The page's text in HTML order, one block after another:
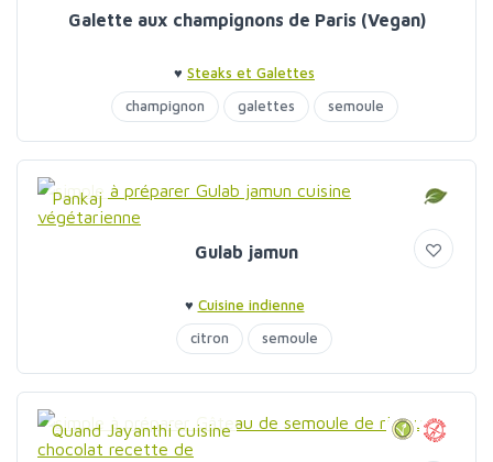
Galette aux champignons de Paris (Vegan)
♥ Steaks et Galettes
champignon
galettes semoule
Pankaj
Gulab jamun
♥ Cuisine indienne
citron
semoule
Quand Jayanthi cuisine